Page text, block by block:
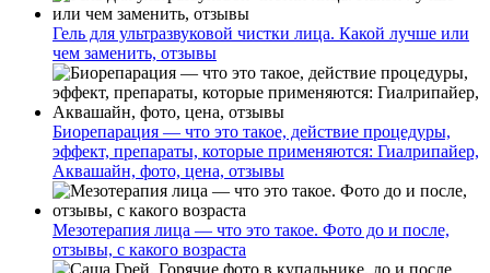
Гель для ультразвуковой чистки лица. Какой лучше или
чем заменить, отзывы
Биорепарация — что это такое, действие процедуры,
эффект, препараты, которые применяются: Гиалрипайер,
Аквашайн, фото, цена, отзывы
Мезотерапия лица — что это такое. Фото до и после,
отзывы, с какого возраста